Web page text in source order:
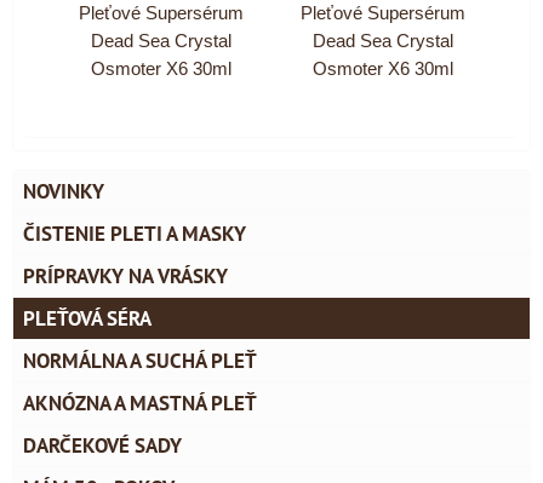
Pleťové Supersérum
Dead Sea Crystal
Osmoter X6 30ml
Pleťové Supersérum
Dead Sea Crystal
Osmoter X6 30ml
NOVINKY
ČISTENIE PLETI A MASKY
PRÍPRAVKY NA VRÁSKY
PLEŤOVÁ SÉRA
NORMÁLNA A SUCHÁ PLEŤ
AKNÓZNA A MASTNÁ PLEŤ
DARČEKOVÉ SADY